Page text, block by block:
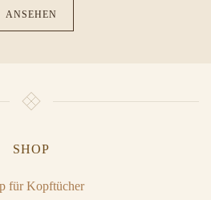
ANSEHEN
SHOP
für Kopftücher